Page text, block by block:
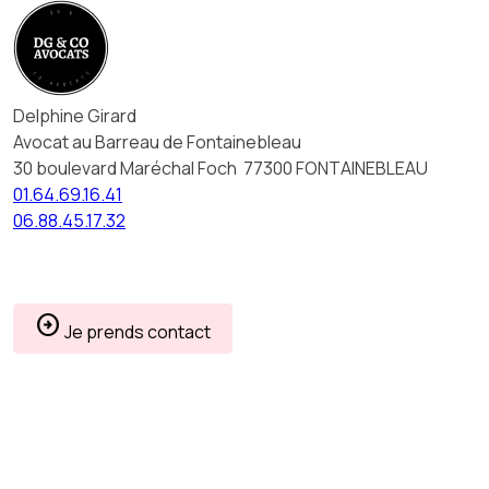
Delphine Girard
Avocat au Barreau de Fontainebleau
30 boulevard Maréchal Foch 77300 FONTAINEBLEAU
01.64.69.16.41
06.88.45.17.32
arrow_circle_right Je prends contact
Panneau de gestion des cookies